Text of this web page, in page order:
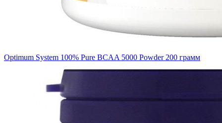
Optimum System 100% Pure BCAA 5000 Powder 200 грамм